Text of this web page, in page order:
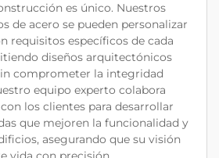
es único. Nuestros
de acero se pueden personalizar
requisitos específicos de cada
diseños arquitectónicos
comprometer la integridad
equipo experto colabora
los clientes para desarrollar
que mejoren la funcionalidad y
asegurando que su visión